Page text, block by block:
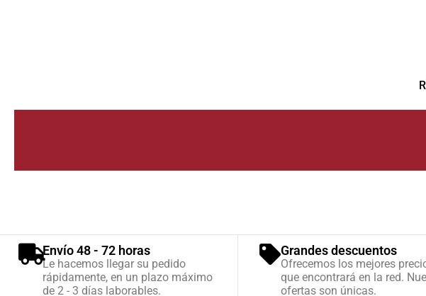
Envío 48 - 72 horas
Le hacemos llegar su pedido
rápidamente, en un plazo máximo
de 2 - 3 días laborables.
Grandes descuentos
Ofrecemos los mejores
que encontrará en la red.
ofertas son únicas.